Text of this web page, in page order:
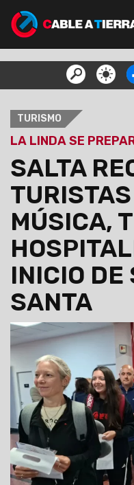
TURISMO
LA LINDA SE
SALTA
MÚSICA,
INICIO DE
SANTA